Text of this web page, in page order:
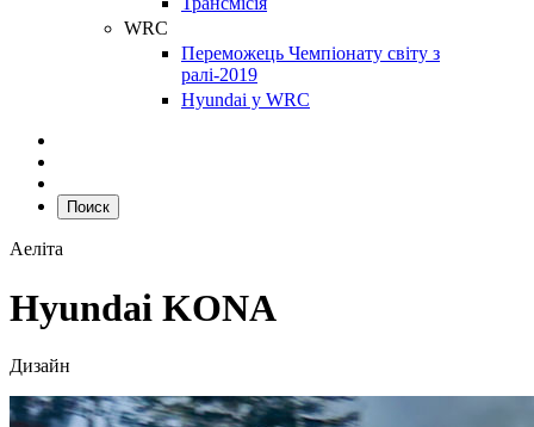
WRC
Переможець Чемпіонату світу з
ралі-2019
Hyundai у WRC
Поиск
Аеліта
Hyundai KONA
Дизайн